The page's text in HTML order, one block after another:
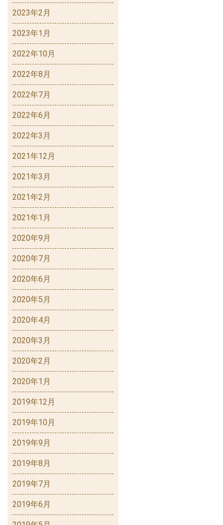
2023年2月
2023年1月
2022年10月
2022年8月
2022年7月
2022年6月
2022年3月
2021年12月
2021年3月
2021年2月
2021年1月
2020年9月
2020年7月
2020年6月
2020年5月
2020年4月
2020年3月
2020年2月
2020年1月
2019年12月
2019年10月
2019年9月
2019年8月
2019年7月
2019年6月